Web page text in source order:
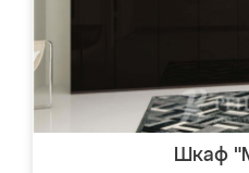
Шкаф